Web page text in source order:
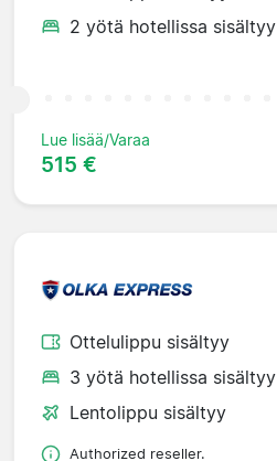
2 yötä hotellissa sisältyy
Lue lisää/Varaa
515 €
Ottelulippu sisältyy
3 yötä hotellissa sisältyy
Lentolippu sisältyy
Authorized reseller.